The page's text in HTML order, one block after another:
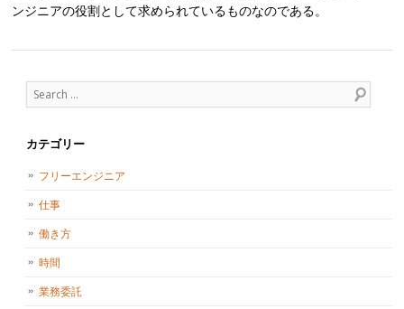
ンジニアの役割として求められているものなのである。
Search
カテゴリー
フリーエンジニア
仕事
働き方
時間
業務委託